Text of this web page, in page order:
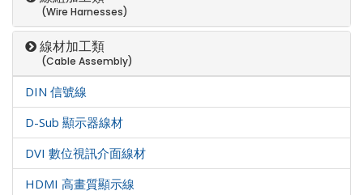
(Wire Harnesses)
線材加工類
(Cable Assembly)
DIN 信號線
D-Sub 顯示器線材
DVI 數位視訊介面線材
HDMI 高畫質顯示線